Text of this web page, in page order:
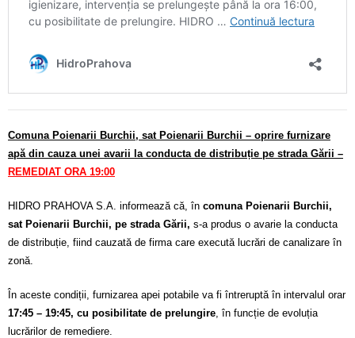
Comuna Poienarii Burchii, sat Poienarii Burchii – oprire furnizare
apă din cauza unei avarii la conducta de distribuție pe strada Gării –
REMEDIAT ORA 19:00
HIDRO PRAHOVA S.A. informează că, în comuna Poienarii Burchii,
sat Poienarii Burchii, pe strada Gării, s-a produs o avarie la conducta
de distribuție, fiind cauzată de firma care execută lucrări de canalizare în
zonă.
În aceste condiții, furnizarea apei potabile va fi întreruptă în intervalul orar
17:45 – 19:45, cu posibilitate de prelungire , în funcție de evoluția
lucrărilor de remediere.